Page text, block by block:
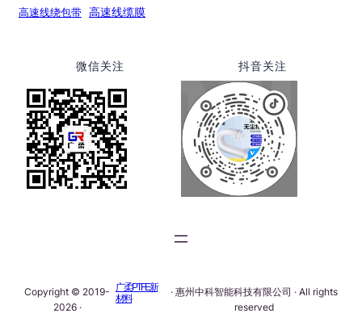
高速线绕包带 高速线缆膜
微信关注 抖音关注
Copyright © 2019-
2026 ·
广柔PTFE新
材料
· 惠州中科智能科技有限公司 · All rights
reserved